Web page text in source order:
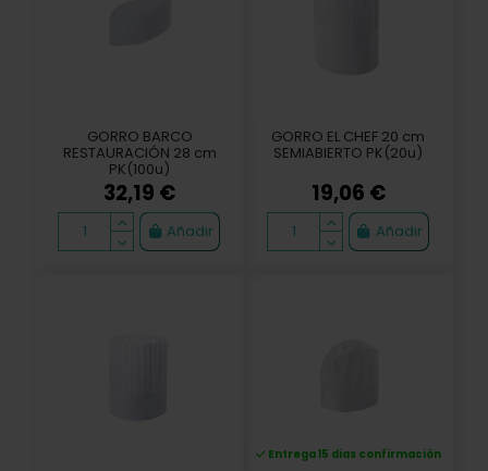
GORRO BARCO
RESTAURACIÓN 28 cm
PK(100u)
32,19 €
Añadir
GORRO EL CHEF 20 cm
SEMIABIERTO PK(20u)
19,06 €
Añadir
Entrega 15 dias confirmación